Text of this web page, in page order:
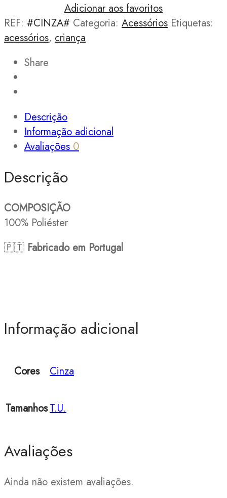
Adicionar aos favoritos
REF: #CINZA# Categoria: Acessórios Etiquetas:
acessórios, criança
Share
Descrição
Informação adicional
Avaliações 0
Descrição
COMPOSIÇÃO
100% Poliéster
🇵🇹 Fabricado em Portugal
Informação adicional
Cores Cinza
TamanhosT.U.
Avaliações
Ainda não existem avaliações.